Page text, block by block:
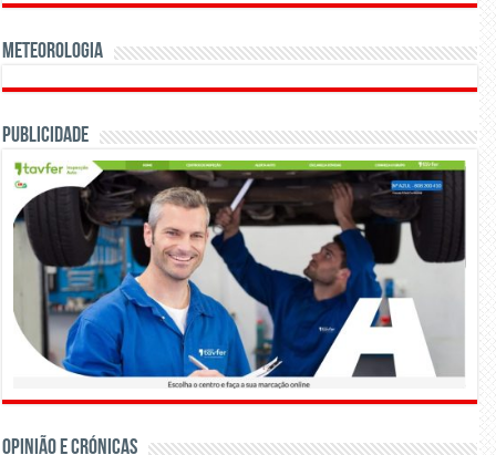
Meteorologia
Publicidade
OPINIÃO E CRÓNICAS